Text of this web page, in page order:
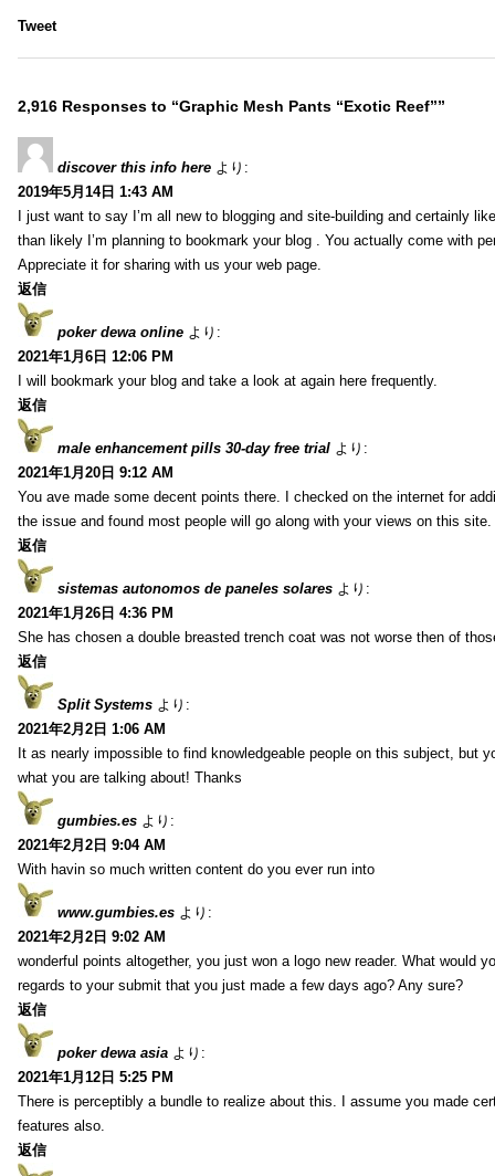
Tweet
2,916 Responses to “Graphic Mesh Pants “Exotic Reef””
discover this info here より:
2019年5月14日 1:43 AM
I just want to say I’m all new to blogging and site-building and certainly
than likely I’m planning to bookmark your blog . You actually come with
Appreciate it for sharing with us your web page.
返信
poker dewa online より:
2021年1月6日 12:06 PM
I will bookmark your blog and take a look at again here frequently.
返信
male enhancement pills 30-day free trial より:
2021年1月20日 9:12 AM
You ave made some decent points there. I checked on the internet for
the issue and found most people will go along with your views on this site.
返信
sistemas autonomos de paneles solares より:
2021年1月26日 4:36 PM
She has chosen a double breasted trench coat was not worse then of
返信
Split Systems より:
2021年2月2日 1:06 AM
It as nearly impossible to find knowledgeable people on this subject, but
what you are talking about! Thanks
gumbies.es より:
2021年2月2日 9:04 AM
With havin so much written content do you ever run into
www.gumbies.es より:
2021年2月2日 9:02 AM
wonderful points altogether, you just won a logo new reader. What would
regards to your submit that you just made a few days ago? Any sure?
返信
poker dewa asia より:
2021年1月12日 5:25 PM
There is perceptibly a bundle to realize about this. I assume you made
features also.
返信